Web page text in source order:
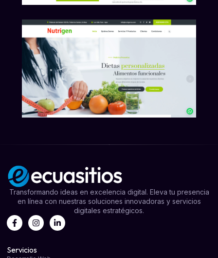
Transformando ideas en excelencia digital. Eleva tu presencia
en línea con nuestras soluciones innovadoras y servicios
digitales estratégicos.
Servicios